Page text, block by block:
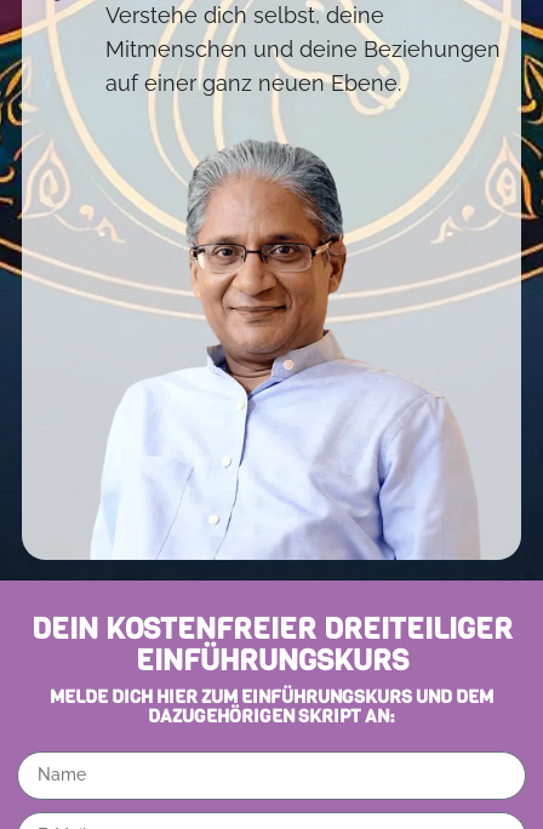
Verstehe dich selbst, deine
Mitmenschen und deine Beziehungen
auf einer ganz neuen Ebene.
DEIN KOSTENFREIER DREITEILIGER
EINFÜHRUNGSKURS
MELDE DICH HIER ZUM EINFÜHRUNGSKURS UND DEM
DAZUGEHÖRIGEN SKRIPT AN: